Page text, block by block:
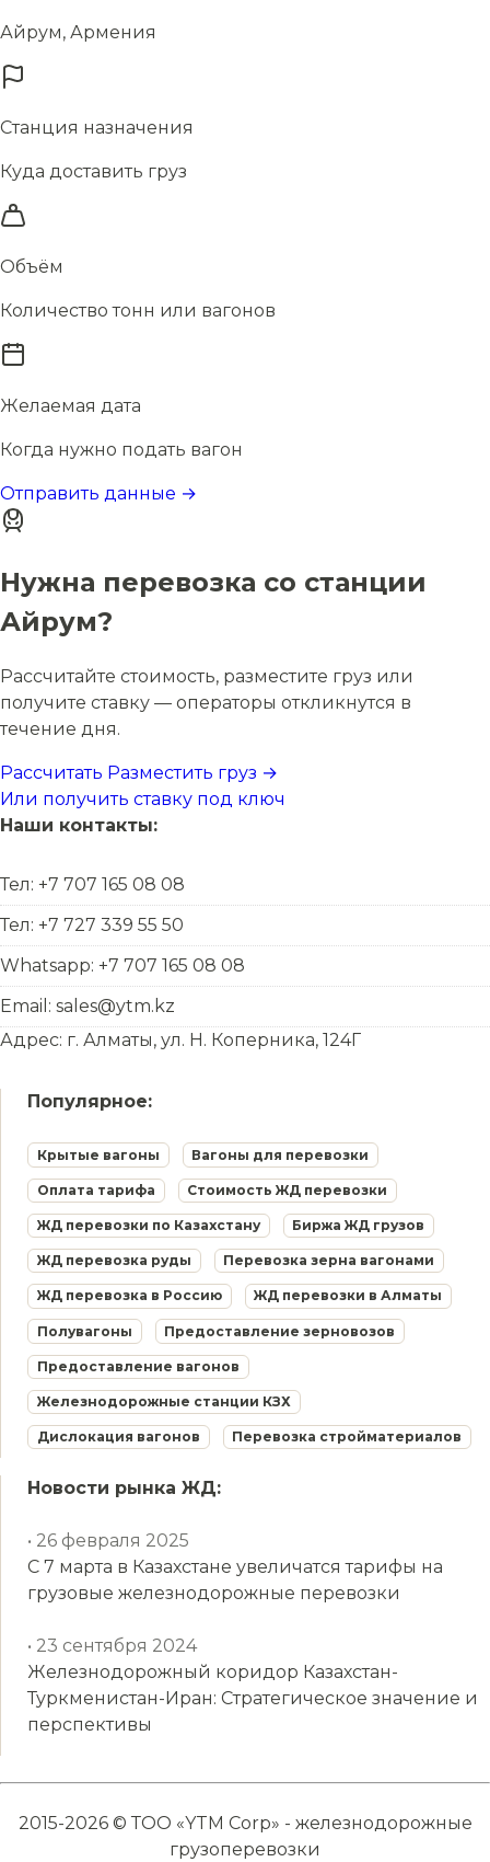
Айрум, Армения
Станция назначения
Куда доставить груз
Объём
Количество тонн или вагонов
Желаемая дата
Когда нужно подать вагон
Отправить данные →
Нужна перевозка со станции
Айрум?
Рассчитайте стоимость, разместите груз или
получите ставку — операторы откликнутся в
течение дня.
Рассчитать Разместить груз →
Или получить ставку под ключ
Наши контакты:
Тел: +7 707 165 08 08
Тел: +7 727 339 55 50
Whatsapp: +7 707 165 08 08
Email: sales@ytm.kz
Адрес: г. Алматы, ул. Н. Коперника, 124Г
Популярное:
Крытые вагоны Вагоны для перевозки
Оплата тарифа Стоимость ЖД перевозки
ЖД перевозки по Казахстану Биржа ЖД грузов
ЖД перевозка руды Перевозка зерна вагонами
ЖД перевозка в Россию ЖД перевозки в Алматы
Полувагоны Предоставление зерновозов
Предоставление вагонов
Железнодорожные станции КЗХ
Дислокация вагонов Перевозка стройматериалов
Новости рынка ЖД:
• 26 февраля 2025
С 7 марта в Казахстане увеличатся тарифы на
грузовые железнодорожные перевозки
• 23 сентября 2024
Железнодорожный коридор Казахстан-
Туркменистан-Иран: Стратегическое значение и
перспективы
2015-2026 © ТОО «YTM Corp» - железнодорожные
грузоперевозки